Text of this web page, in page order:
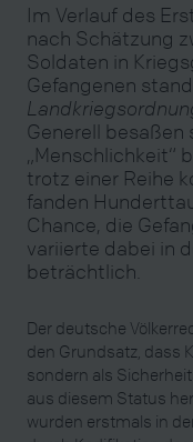
Im Verlauf des
nach Schätzung
Soldaten in
Gefangenen
Generell
„Menschlichkeit“
trotz einer Reihe
fanden
Chance, die
variierte dabei in
beträchtlich.
Der deutsche
den Grundsatz, dass
sondern als
aus diesem Status
wurden erstmals in